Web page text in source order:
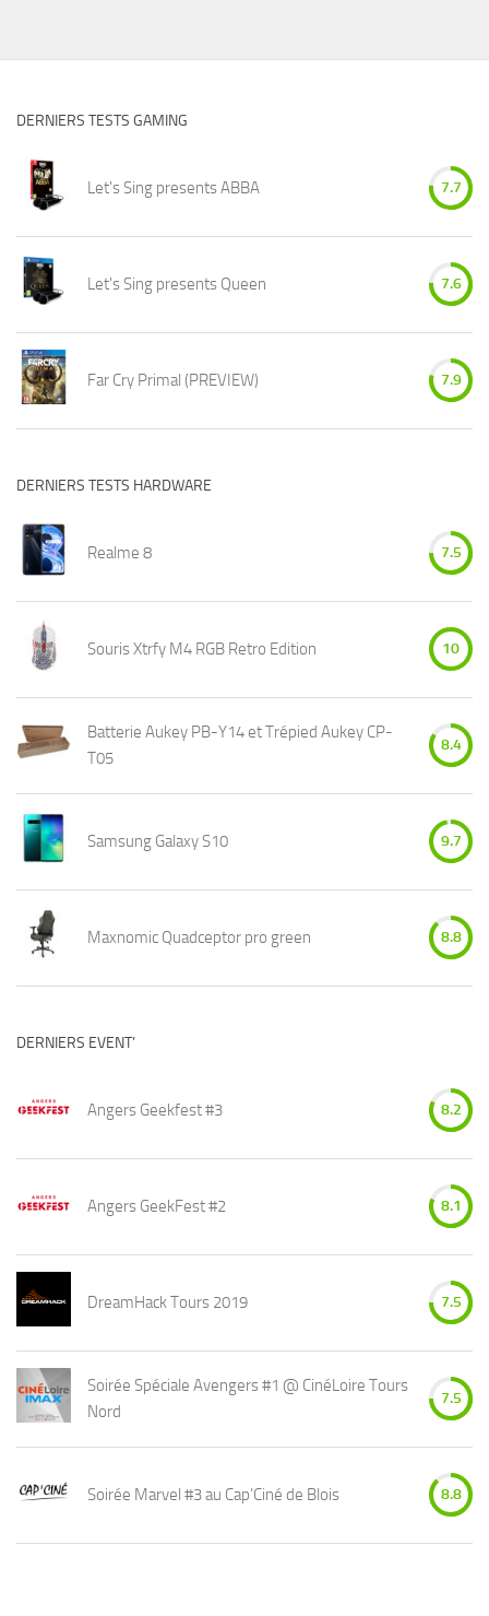
DERNIERS TESTS GAMING
Let's Sing presents ABBA 7.7
Let's Sing presents Queen 7.6
Far Cry Primal (PREVIEW) 7.9
DERNIERS TESTS HARDWARE
Realme 8 7.5
Souris Xtrfy M4 RGB Retro Edition 10
Batterie Aukey PB-Y14 et Trépied Aukey CP-
T05
8.4
Samsung Galaxy S10 9.7
Maxnomic Quadceptor pro green 8.8
DERNIERS EVENT’
Angers Geekfest #3 8.2
Angers GeekFest #2 8.1
DreamHack Tours 2019 7.5
Soirée Spéciale Avengers #1 @ CinéLoire Tours
Nord
7.5
Soirée Marvel #3 au Cap’Ciné de Blois 8.8